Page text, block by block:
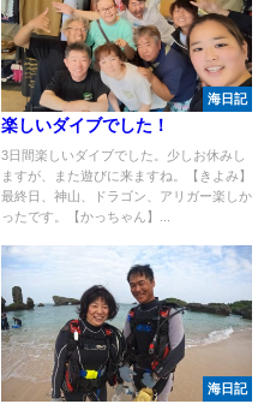
海日記
楽しいダイブでした！
3日間楽しいダイブでした。少しお休みし
ますが、また遊びに来ますね。【きよみ】
最終日、神山、ドラゴン、アリガー楽しか
ったです。【かっちゃん】...
海日記